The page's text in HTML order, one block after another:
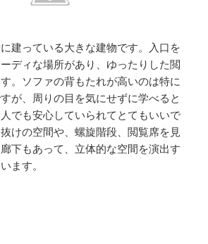
建っている大きな建物です。入口を
ディな場所があり、ゆったりした閲
。ソファの背もたれが高いのは特に
が、周りの目を気にせずに学べると
でも安心していられてとてもいいで
けの空間や、螺旋階段、閲覧席を見
下もあって、立体的な空間を演出す
ます。